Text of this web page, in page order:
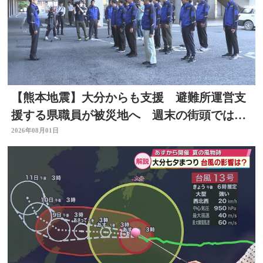
【熊本地震】大分からも支援 避難所運営支
援する県職員が被災地へ 週末の街頭では募
金の呼びかけも
2026年08月01日